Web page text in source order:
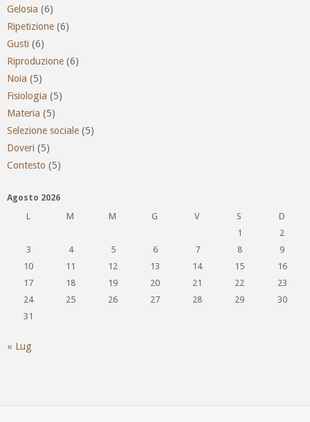
Gelosia (6)
Ripetizione (6)
Gusti (6)
Riproduzione (6)
Noia (5)
Fisiologia (5)
Materia (5)
Selezione sociale (5)
Doveri (5)
Contesto (5)
Agosto 2026
L
M M G V S
D
1
2
3
4 5 6 7 8
9
10
11 12 13 14 15
16
17
18 19 20 21 22
23
24
25 26 27 28 29
30
31
« Lug